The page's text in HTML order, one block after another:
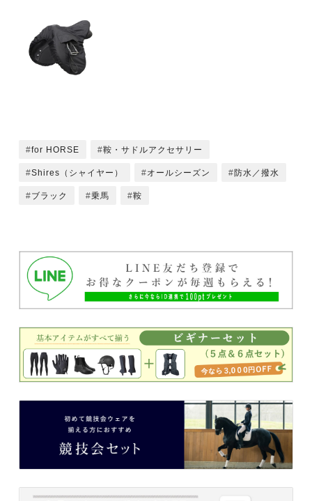
for HORSE 鞍・サドルアクセサリー
Shires（シャイヤー） オールシーズン 防水／撥水
ブラック 乗馬 鞍